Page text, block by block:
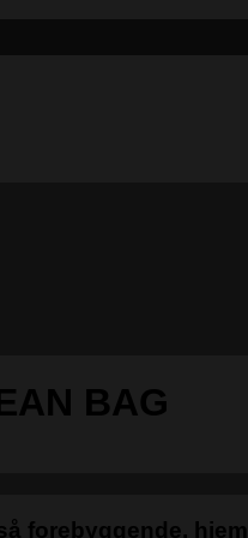
BAG
forebyggende,